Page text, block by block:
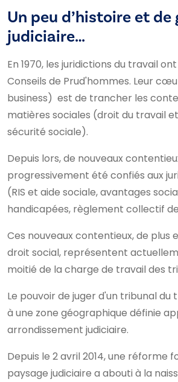
Un peu d’histoire et de
judiciaire…
En 1970, les juridictions du travail
Conseils de Prud'hommes. Leur
business) est de trancher les
matières sociales (droit du travail
sécurité sociale).
Depuis lors, de nouveaux
progressivement été confiés aux
(RIS et aide sociale, avantages
handicapées, règlement collectif
Ces nouveaux contentieux, de plus
droit social, représentent
moitié de la charge de travail des
Le pouvoir de juger d'un tribunal
à une zone géographique définie
arrondissement judiciaire.
Depuis le 2 avril 2014, une réforme
paysage judiciaire a abouti à la